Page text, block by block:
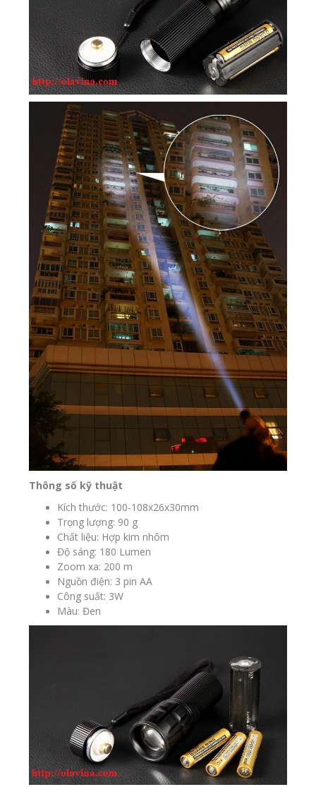
Thông số kỹ thuật
Kích thước: 100-108x26x30mm
Trọng lượng: 90 g
Chất liệu: Hợp kim nhôm
Độ sáng: 180 Lumen
Zoom xa: 200 m
Nguồn điện: 3 pin AA
Công suất: 3W
Màu: Đen